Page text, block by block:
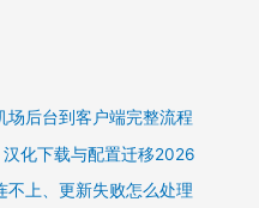
场后台到客户端完整流程
化下载与配置迁移2026
不上、更新失败怎么处理